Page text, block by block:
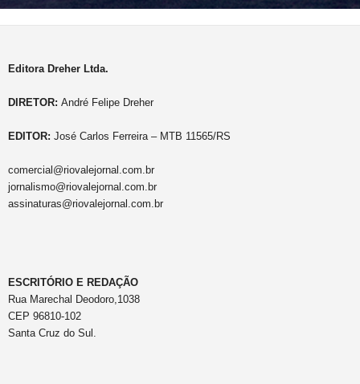
Editora Dreher Ltda.
DIRETOR: André Felipe Dreher
EDITOR: José Carlos Ferreira – MTB 11565/RS
comercial@riovalejornal.com.br
jornalismo@riovalejornal.com.br
assinaturas@riovalejornal.com.br
ESCRITÓRIO E REDAÇÃO
Rua Marechal Deodoro,1038
CEP 96810-102
Santa Cruz do Sul.